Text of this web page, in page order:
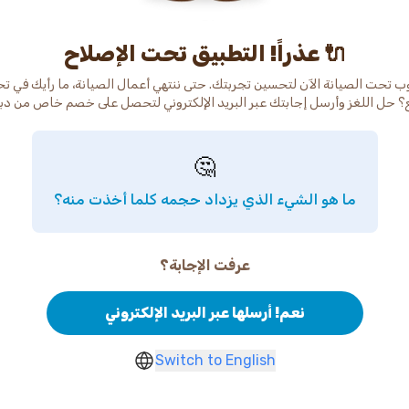
عذراً! التطبيق تحت الإصلاح 🔌
تحت الصيانة الآن لتحسين تجربتك. حتى ننتهي أعمال الصيانة، ما رأيك في
🤔
ما هو الشيء الذي يزداد حجمه كلما أخذت منه؟
عرفت الإجابة؟
نعم! أرسلها عبر البريد الإلكتروني
Switch to English